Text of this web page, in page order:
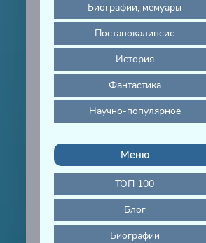
Биографии, мемуары
Постапокалипсис
История
Фантастика
Научно-популярное
Меню
ТОП 100
Блог
Биографии